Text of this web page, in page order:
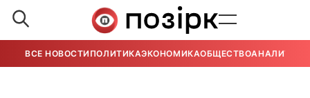
ВСЕ НОВОСТИ ПОЛИТИКАЭКОНОМИКАОБЩЕСТВОАНАЛИТИКА